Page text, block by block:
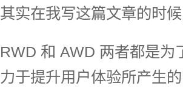
其实在我写这篇文章的时
RWD 和 AWD 两者都是为
力于提升用户体验所产生